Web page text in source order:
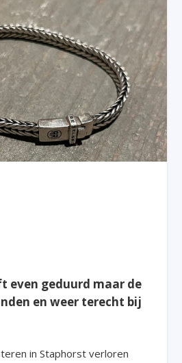
even geduurd maar de
en weer terecht bij
in Staphorst verloren